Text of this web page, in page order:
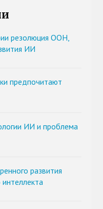
резолюция ООН,
ИИ
предпочитают
ИИ и проблема
развития
интеллекта